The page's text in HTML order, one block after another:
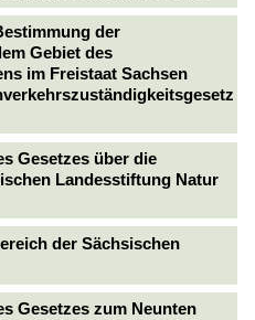
der
Gebiet des
im Freistaat Sachsen
Gesetzes über die
Landesstiftung Natur
der Sächsischen
Gesetzes zum Neunten